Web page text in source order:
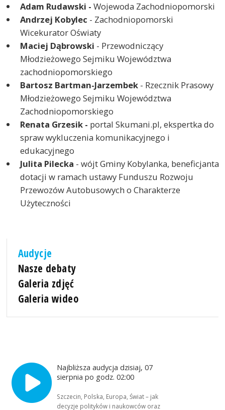
Adam Rudawski - Wojewoda Zachodniopomorski
Andrzej Kobylec - Zachodniopomorski
Wicekurator Oświaty
Maciej Dąbrowski - Przewodniczący
Młodzieżowego Sejmiku Województwa
zachodniopomorskiego
Bartosz Bartman-Jarzembek- Rzecznik Prasowy
Młodzieżowego Sejmiku Województwa
Zachodniopomorskiego
Renata Grzesik - portal Skumani.pl, ekspertka do
spraw wykluczenia komunikacyjnego i
edukacyjnego
Julita Pilecka - wójt Gminy Kobylanka, beneficjanta
dotacji w ramach ustawy Funduszu Rozwoju
Przewozów Autobusowych o Charakterze
Użyteczności
Audycje
Nasze debaty
Galeria zdjęć
Galeria wideo
Najbliższa audycja dzisiaj, 07
sierpnia po godz. 02:00
Szczecin, Polska, Europa, Świat – jak
decyzje polityków i naukowców oraz